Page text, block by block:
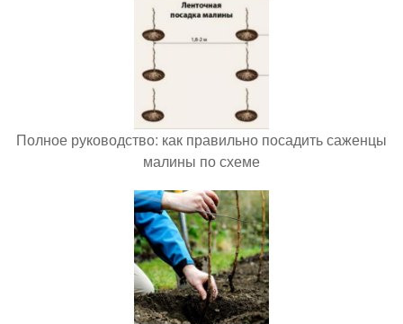
Полное руководство: как правильно посадить саженцы
малины по схеме